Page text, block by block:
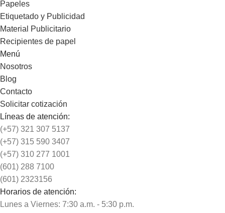
Papeles
Etiquetado y Publicidad
Material Publicitario
Recipientes de papel
Menú
Nosotros
Blog
Contacto
Solicitar cotización
Líneas de atención:
(+57) 321 307 5137
(+57) 315 590 3407
(+57) 310 277 1001
(601) 288 7100
(601) 2323156
Horarios de atención:
Lunes a Viernes: 7:30 a.m. - 5:30 p.m.